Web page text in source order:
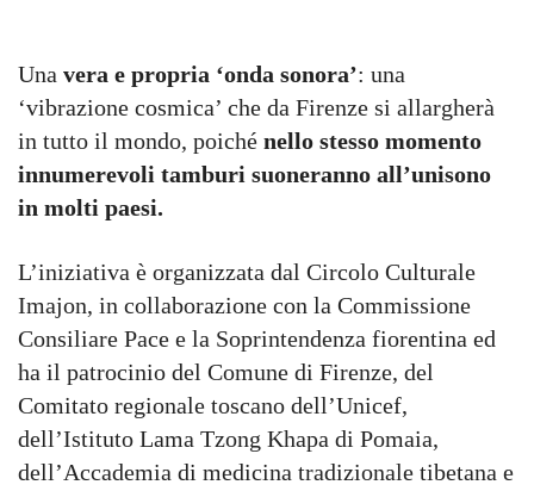
Una vera e propria ‘onda sonora’: una
‘vibrazione cosmica’ che da Firenze si allargherà
in tutto il mondo, poiché nello stesso momento
innumerevoli tamburi suoneranno all’unisono
in molti paesi.
L’iniziativa è organizzata dal Circolo Culturale
Imajon, in collaborazione con la Commissione
Consiliare Pace e la Soprintendenza fiorentina ed
ha il patrocinio del Comune di Firenze, del
Comitato regionale toscano dell’Unicef,
dell’Istituto Lama Tzong Khapa di Pomaia,
dell’Accademia di medicina tradizionale tibetana e